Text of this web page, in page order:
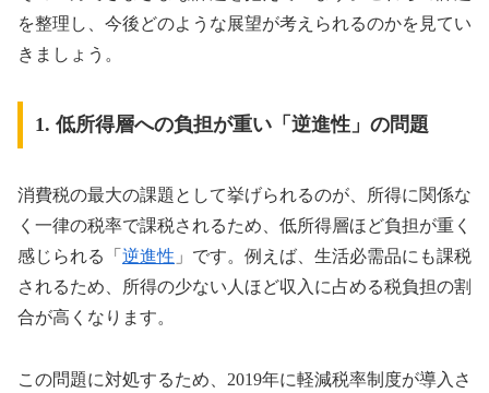
を整理し、今後どのような展望が考えられるのかを見てい
きましょう。
1. 低所得層への負担が重い「逆進性」の問題
消費税の最大の課題として挙げられるのが、所得に関係な
く一律の税率で課税されるため、低所得層ほど負担が重く
感じられる「 逆進性 」です。例えば、生活必需品にも課税
されるため、所得の少ない人ほど収入に占める税負担の割
合が高くなります。
この問題に対処するため、2019年に軽減税率制度が導入さ